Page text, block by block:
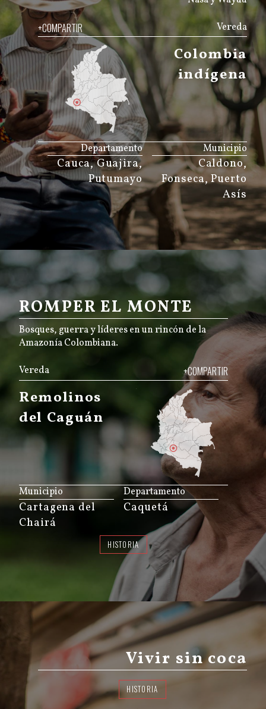
Vereda
+COMPARTIR
Colombia
indígena
JS map by amCharts
Municipio
Caldono,
Fonseca, Puerto
Asís
Departamento
Cauca, Guajira,
Putumayo
ROMPER EL MONTE
Bosques, guerra y líderes en un rincón de la
Amazonía Colombiana.
Vereda +COMPARTIR
Remolinos
del Caguán
JS map by amCharts
Municipio
Cartagena del
Chairá
Departamento
Caquetá
HISTORIA
Vivir sin coca
HISTORIA